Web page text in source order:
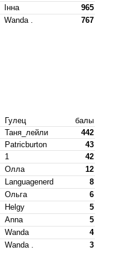
Інна
965
Wanda . 767
Гулец
балы
Таня_лейли
442
Patricburton
43
1
42
Олла
12
Languagenerd
8
Ольга
6
Helgy
5
Anna
5
Wanda
4
Wanda . 3